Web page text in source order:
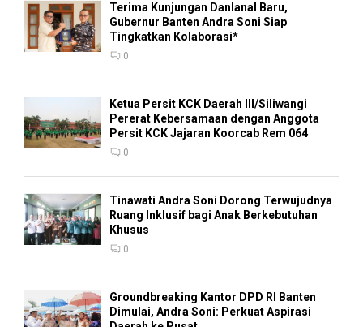
Terima Kunjungan Danlanal Baru,
Gubernur Banten Andra Soni Siap
Tingkatkan Kolaborasi*
0
Ketua Persit KCK Daerah III/Siliwangi
Pererat Kebersamaan dengan Anggota
Persit KCK Jajaran Koorcab Rem 064
0
Tinawati Andra Soni Dorong Terwujudnya
Ruang Inklusif bagi Anak Berkebutuhan
Khusus
0
Groundbreaking Kantor DPD RI Banten
Dimulai, Andra Soni: Perkuat Aspirasi